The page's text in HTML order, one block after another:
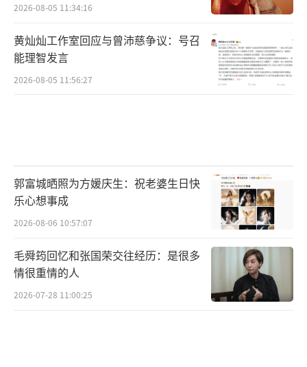
2026-08-05 11:34:16
黄灿灿工作室回应与曾沛慈争议：号召
能理智发言
2026-08-05 11:56:27
郭富城晒照为方媛庆生：祝老婆生日快
乐心想事成
2026-08-06 10:57:07
毛舜筠回忆和张国荣交往经历：是很多
情很重情的人
2026-07-28 11:00:25